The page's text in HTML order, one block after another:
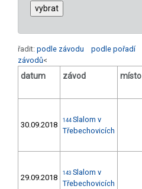
řadit: podle závodu podle pořadí
závodů<
datum závod místo
30.09.2018 144 Slalom v
Třebechovicích
29.09.2018 143 Slalom v
Třebechovicích